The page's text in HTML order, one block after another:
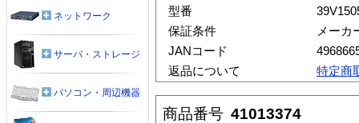
型番
保証条件
メーカ
JANコード
返品について
特定商
商品番号 41013374
ネットワーク
サーバ・ストレージ
パソコン・周辺機器